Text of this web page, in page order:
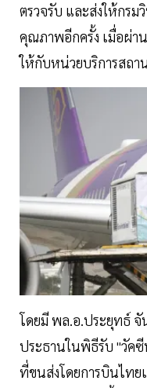
ตรวจรับ และส่งให้กร
คุณภาพอีกครั้ง เมื่อผ่า
ให้กับหน่วยบริการสถา
โดยมี พล.อ.ประยุทธ์ จั
ประธานในพิธีรับ "วัค
ที่ขนส่งโดยการบินไทย